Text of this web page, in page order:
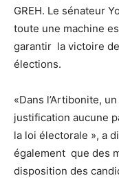
GREH. Le sénateur
toute une machine
garantir la victoire
élections.
«Dans l’Artibonite,
justification aucune
la loi électorale », a
également que des
disposition des